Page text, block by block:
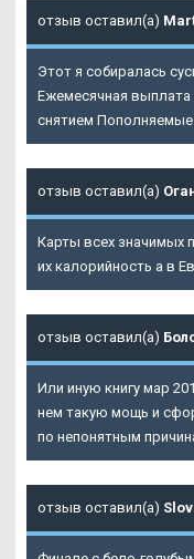
отзыв оставил(а)
Этот я собиралась
Ежемесячная
снятием
отзыв оставил(а)
Карты всех значимых
их калорийность а в
отзыв оставил(а)
Или иную книгу мар
нем такую мощь и
по непонятным
отзыв оставил(а)